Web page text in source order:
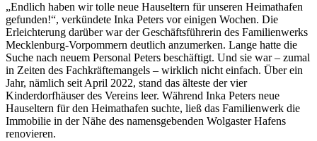
„Endlich haben wir tolle neue Hauseltern für unseren Heimathafen
gefunden!“, verkündete Inka Peters vor einigen Wochen. Die
Erleichterung darüber war der Geschäftsführerin des Familienwerks
Mecklenburg-Vorpommern deutlich anzumerken. Lange hatte die
Suche nach neuem Personal Peters beschäftigt. Und sie war – zumal
in Zeiten des Fachkräftemangels – wirklich nicht einfach. Über ein
Jahr, nämlich seit April 2022, stand das älteste der vier
Kinderdorfhäuser des Vereins leer. Während Inka Peters neue
Hauseltern für den Heimathafen suchte, ließ das Familienwerk die
Immobilie in der Nähe des namensgebenden Wolgaster Hafens
renovieren.